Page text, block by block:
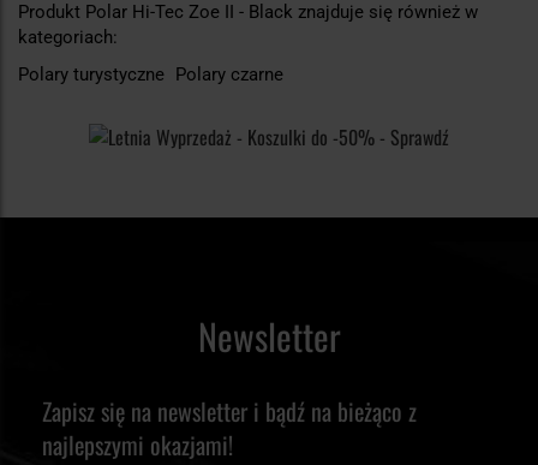
Produkt Polar Hi-Tec Zoe II - Black znajduje się również w
kategoriach:
Polary turystyczne Polary czarne
Newsletter
Zapisz się na newsletter i bądź na bieżąco z
najlepszymi okazjami!